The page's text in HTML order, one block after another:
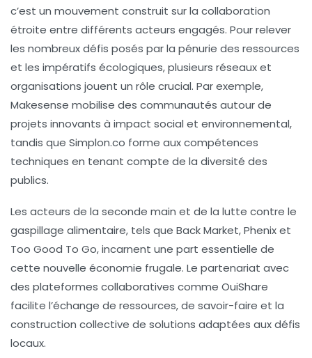
c’est un mouvement construit sur la collaboration
étroite entre différents acteurs engagés. Pour relever
les nombreux défis posés par la pénurie des ressources
et les impératifs écologiques, plusieurs réseaux et
organisations jouent un rôle crucial. Par exemple,
Makesense mobilise des communautés autour de
projets innovants à impact social et environnemental,
tandis que Simplon.co forme aux compétences
techniques en tenant compte de la diversité des
publics.
Les acteurs de la seconde main et de la lutte contre le
gaspillage alimentaire, tels que Back Market,Phenixet
Too Good To Go, incarnent une part essentielle de
cette nouvelle économie frugale. Le partenariat avec
des plateformes collaboratives comme OuiShare
facilite l’échange de ressources, de savoir-faire et la
construction collective de solutions adaptées aux défis
locaux.